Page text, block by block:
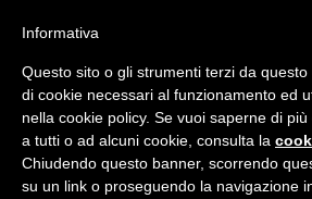
GIN BOMBAY SAPPHIRE
Informativa
Questo sito o gli strumenti terzi da
di cookie necessari al funzionamento ed
nella cookie policy. Se vuoi saperne di
a tutti o ad alcuni cookie, consulta la
Chiudendo questo banner, scorrendo
su un link o proseguendo la navigazione